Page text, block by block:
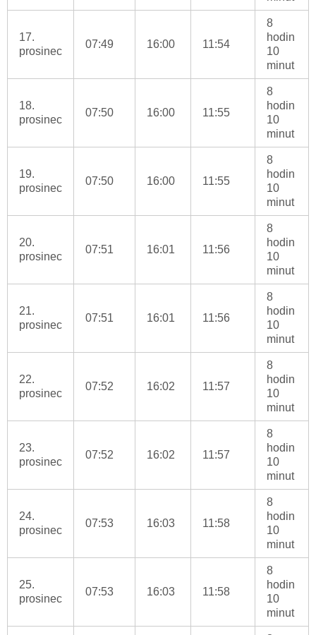
17.
prosinec
07:49 16:00 11:54
8
hodin
10
minut
18.
prosinec
07:50 16:00 11:55
8
hodin
10
minut
19.
prosinec
07:50 16:00 11:55
8
hodin
10
minut
20.
prosinec
07:51 16:01 11:56
8
hodin
10
minut
21.
prosinec
07:51 16:01 11:56
8
hodin
10
minut
22.
prosinec
07:52 16:02 11:57
8
hodin
10
minut
23.
prosinec
07:52 16:02 11:57
8
hodin
10
minut
24.
prosinec
07:53 16:03 11:58
8
hodin
10
minut
25.
prosinec
07:53 16:03 11:58
8
hodin
10
minut